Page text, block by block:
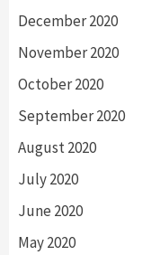
December 2020
November 2020
October 2020
September 2020
August 2020
July 2020
June 2020
May 2020